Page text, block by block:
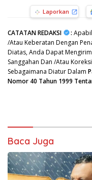
Laporkan
CATATAN REDAKSI :
/Atau Keberatan Dengan
Diatas, Anda Dapat
Sanggahan Dan /Atau
Sebagaimana Diatur Dalam
Nomor 40 Tahun 1999
Baca Juga